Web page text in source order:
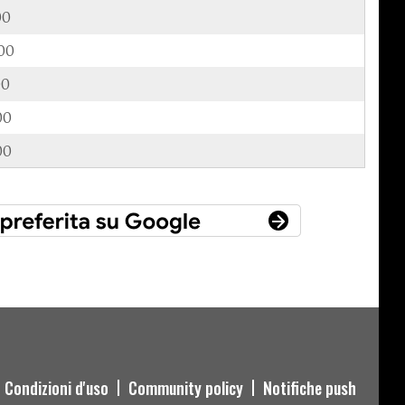
Condizioni d'uso Community policy Notifiche push